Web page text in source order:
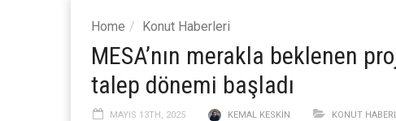
Home Konut Haberleri
MESA’nın merakla beklenen
talep dönemi başladı
MAYIS 13TH, 2025 KEMAL KESKIN KONUT